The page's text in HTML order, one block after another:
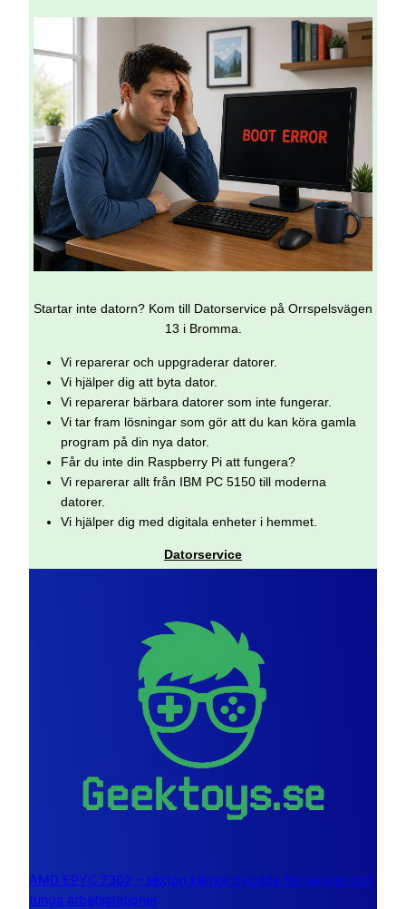
Startar inte datorn? Kom till Datorservice på Orrspelsvägen
13 i Bromma.
Vi reparerar och uppgraderar datorer.
Vi hjälper dig att byta dator.
Vi reparerar bärbara datorer som inte fungerar.
Vi tar fram lösningar som gör att du kan köra gamla
program på din nya dator.
Får du inte din Raspberry Pi att fungera?
Vi reparerar allt från IBM PC 5150 till moderna
datorer.
Vi hjälper dig med digitala enheter i hemmet.
Datorservice
AMD EPYC 7302 – sexton kärnor byggda för servrar och
tunga arbetsstationer